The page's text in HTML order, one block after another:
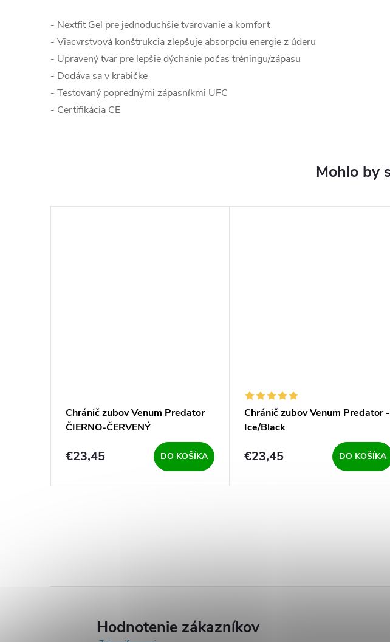
- Nextfit Gel pre jednoduchšie tvarovanie a komfort
- Viacvrstvová konštrukcia zlepšuje absorpciu energie z úderu
- Upravený tvar pre lepšie dýchanie počas tréningu/zápasu
- Dodáva sa v krabičke
- Testovaný poprednými zápasníkmi UFC
- Certifikácia CE
Chránič zubov Venum Predator
ČIERNO-ČERVENÝ
€23,45 DO KOŠÍKA
Chránič zubov Venum Predator -
Ice/Black
€23,45 DO KOŠÍKA
Hodnotenie zákazníkov